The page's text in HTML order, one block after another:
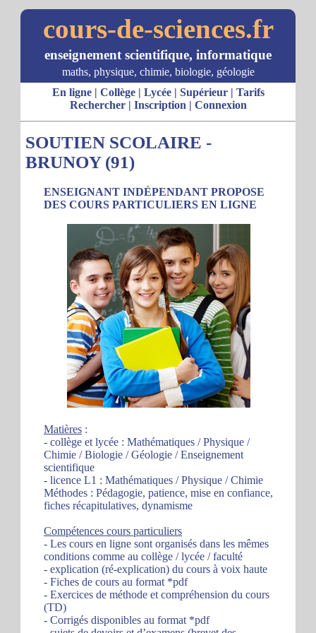
cours-de-sciences.fr
enseignement scientifique, informatique
maths, physique, chimie, biologie, géologie
En ligne| Collège| Lycée| Supérieur| Tarifs
Rechercher| Inscription | Connexion
SOUTIEN SCOLAIRE -
BRUNOY (91)
ENSEIGNANT INDÉPENDANT PROPOSE
DES COURS PARTICULIERS EN LIGNE
Matières :
- collège et lycée : Mathématiques / Physique /
Chimie / Biologie / Géologie / Enseignement
scientifique
- licence L1 : Mathématiques / Physique / Chimie
Méthodes : Pédagogie, patience, mise en confiance,
fiches récapitulatives, dynamisme
Compétences cours particuliers
- Les cours en ligne sont organisés dans les mêmes
conditions comme au collège / lycée / faculté
- explication (ré-explication) du cours à voix haute
- Fiches de cours au format *pdf
- Exercices de méthode et compréhension du cours
(TD)
- Corrigés disponibles au format *pdf